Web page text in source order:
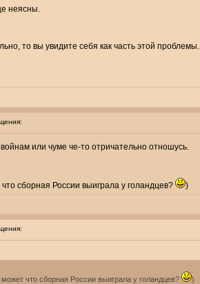
неясны.
то вы увидите себя как часть этой проблемы.
войнам или чуме че-то отричательно отношусь.
сборная России выиграла у голандцев? )
что сборная России выиграла у голандцев? )